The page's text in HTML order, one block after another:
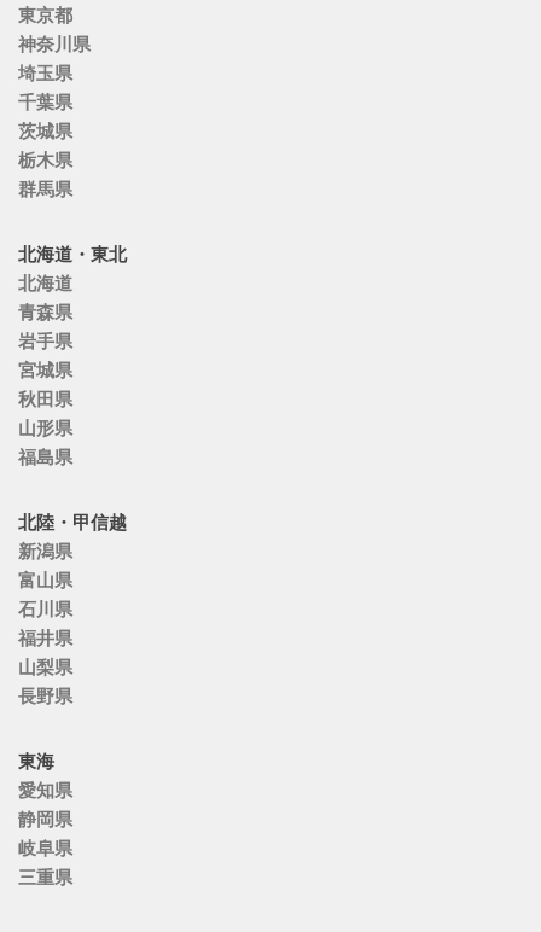
東京都
神奈川県
埼玉県
千葉県
茨城県
栃木県
群馬県
北海道・東北
北海道
青森県
岩手県
宮城県
秋田県
山形県
福島県
北陸・甲信越
新潟県
富山県
石川県
福井県
山梨県
長野県
東海
愛知県
静岡県
岐阜県
三重県